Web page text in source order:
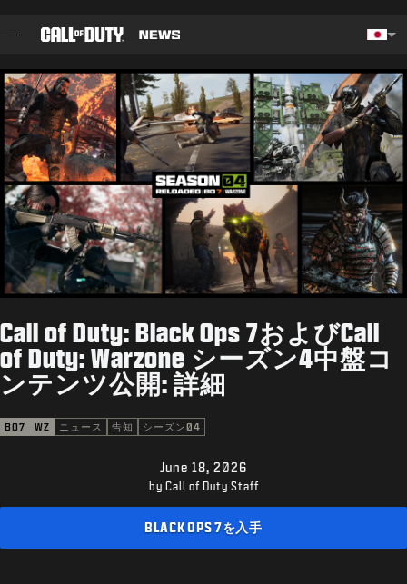
ブログ
ガイド
パッチノート
ゲーム
STORE
ESPORTS
Call of Duty: Black Ops 7およびCall
of Duty: Warzone シーズン4中盤コ
ンテンツ公開: 詳細
BO7 WZ ニュース 告知 シーズン04
June 18, 2026
by Call of Duty Staff
BLACK OPS 7を入手